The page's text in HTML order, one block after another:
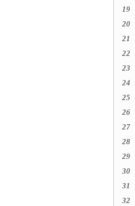
19
20
21
22
23
24
25
26
27
28
29
30
31
32